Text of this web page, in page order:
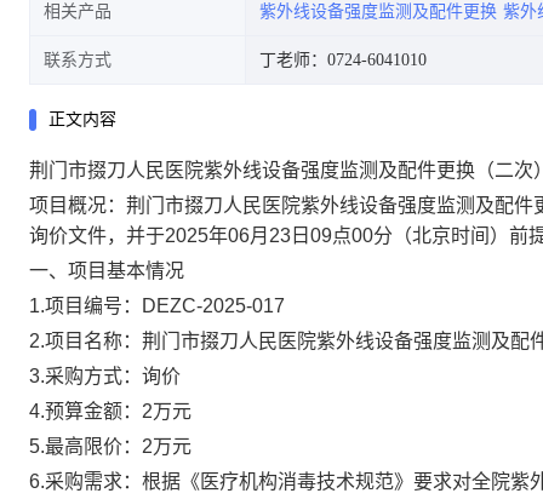
相关产品 紫外线设备强度监测及配件更换 紫外
联系方式 丁老师：0724-6041010
正文内容
荆门市掇刀人民医院紫外线设备强度监测及配件更换（二次
项目概况：荆门市掇刀人民医院紫外线设备强度监测及配
询价文件，并于2025年06月23日09点00分（北京时间）前
一、项目基本情况
1.项目编号：DEZC-2025-017
2.项目名称：荆门市掇刀人民医院紫外线设备强度监测及配
3.采购方式：询价
4.预算金额：2万元
5.最高限价：2万元
6.采购需求：根据《医疗机构消毒技术规范》要求对全院